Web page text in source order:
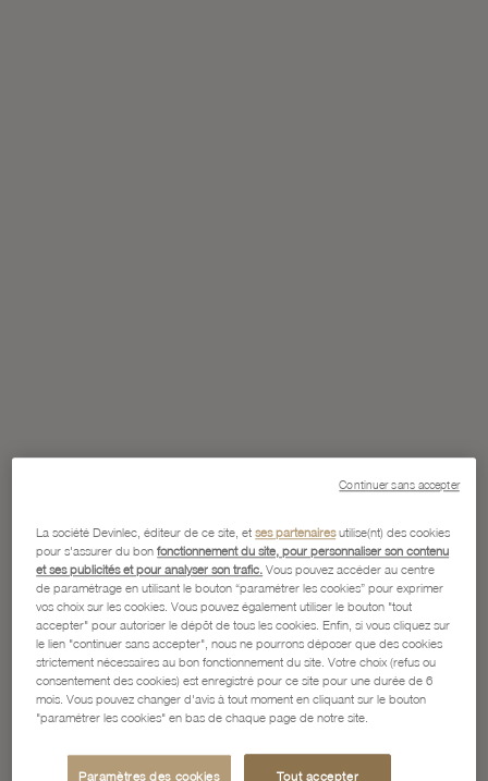
La société Devinlec, éditeur de ce site, etses partenairesutilise(nt) des cookies
pour s'assurer du bonfonctionnement du site, pour personnaliser son contenu
et ses publicités et pour analyser son trafic. Vous pouvez accéder au centre
de paramétrage en utilisant le bouton “paramétrer les cookies” pour exprimer
vos choix sur les cookies. Vous pouvez également utiliser le bouton "tout
accepter" pour autoriser le dépôt de tous les cookies. Enfin, si vous cliquez sur
le lien "continuer sans accepter", nous ne pourrons déposer que des cookies
strictement nécessaires au bon fonctionnement du site. Votre choix (refus ou
consentement des cookies) est enregistré pour ce site pour une durée de 6
mois. Vous pouvez changer d'avis à tout moment en cliquant sur le bouton
"paramétrer les cookies" en bas de chaque page de notre site.
Paramètres des cookies Tout accepter
Continuer sans accepter